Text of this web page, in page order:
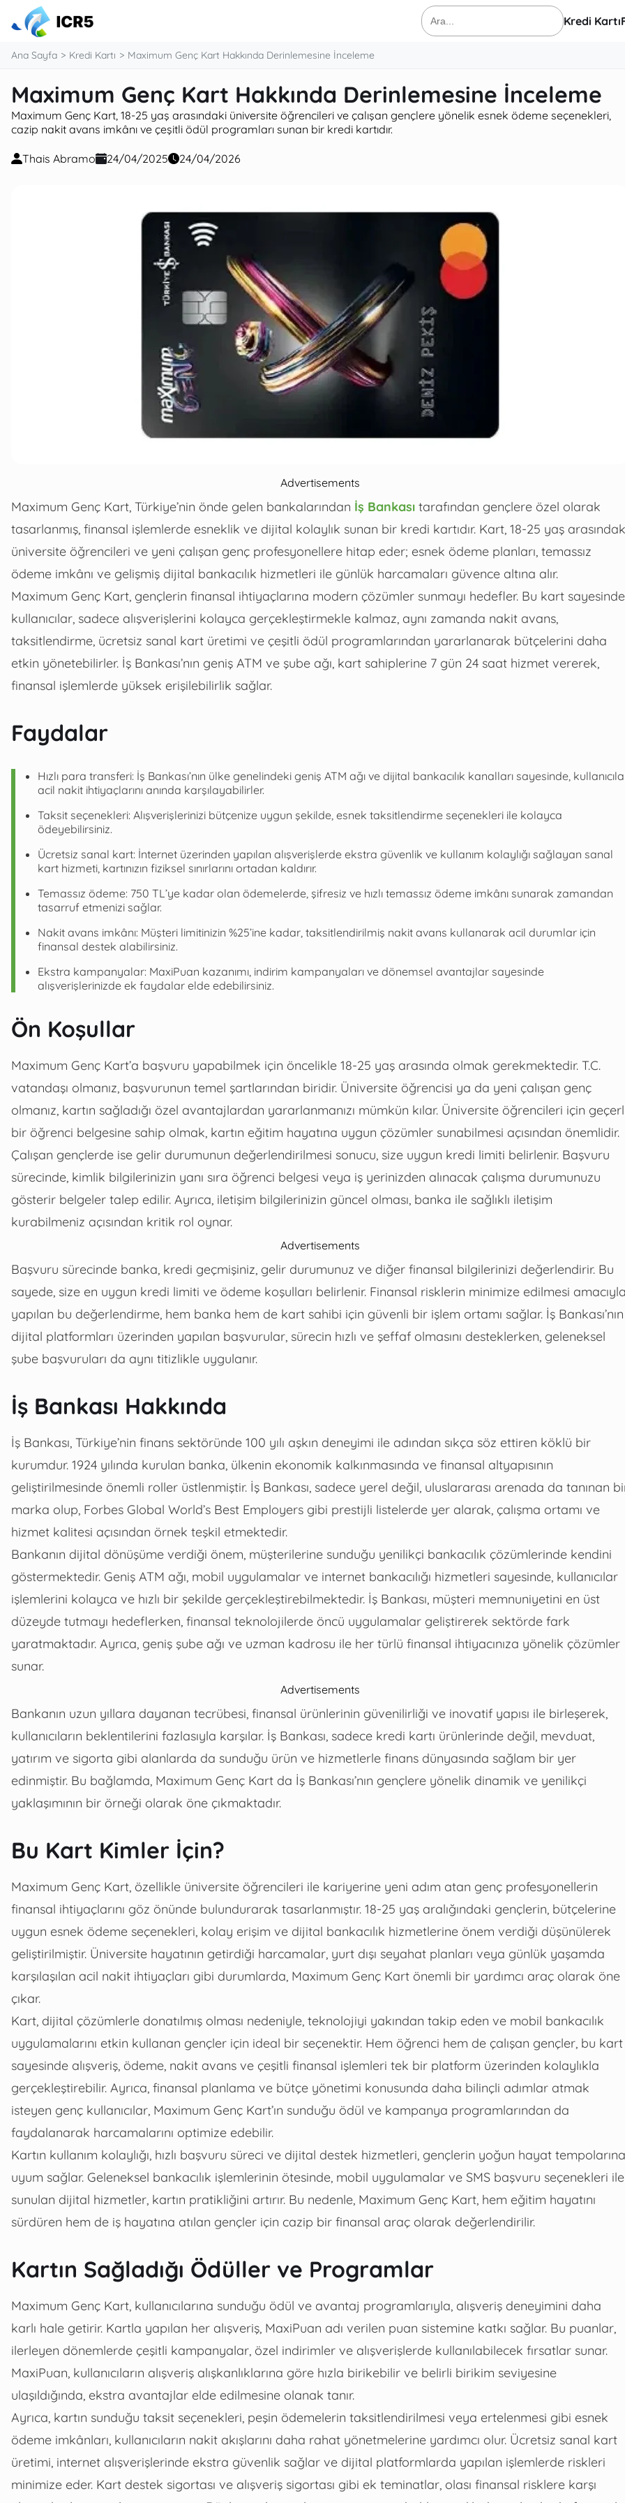
Ara: Kredi Kartı
Ana Sayfa Kredi Kartı Maximum Genç Kart Hakkında Derinlemesine İnceleme
Maximum Genç Kart Hakkında Derinlemesine İnceleme
Maximum Genç Kart, 18-25 yaş arasındaki üniversite öğrencileri ve çalışan gençlere yönelik esnek ödeme seçenekleri,
cazip nakit avans imkânı ve çeşitli ödül programları sunan bir kredi kartıdır.
Thais Abramo 24/04/2025 24/04/2026
Advertisements
Maximum Genç Kart, Türkiye’nin önde gelen bankalarından İş Bankası tarafından gençlere özel olarak
tasarlanmış, finansal işlemlerde esneklik ve dijital kolaylık sunan bir kredi kartıdır. Kart, 18-25 yaş
üniversite öğrencileri ve yeni çalışan genç profesyonellere hitap eder; esnek ödeme planları, temassız
ödeme imkânı ve gelişmiş dijital bankacılık hizmetleri ile günlük harcamaları güvence altına alır.
Maximum Genç Kart, gençlerin finansal ihtiyaçlarına modern çözümler sunmayı hedefler. Bu kart sayesinde
kullanıcılar, sadece alışverişlerini kolayca gerçekleştirmekle kalmaz, aynı zamanda nakit avans,
taksitlendirme, ücretsiz sanal kart üretimi ve çeşitli ödül programlarından yararlanarak bütçelerini daha
etkin yönetebilirler. İş Bankası’nın geniş ATM ve şube ağı, kart sahiplerine 7 gün 24 saat hizmet vererek,
finansal işlemlerde yüksek erişilebilirlik sağlar.
Faydalar
Hızlı para transferi: İş Bankası’nın ülke genelindeki geniş ATM ağı ve dijital bankacılık kanalları sayesinde,
acil nakit ihtiyaçlarını anında karşılayabilirler.
Taksit seçenekleri: Alışverişlerinizi bütçenize uygun şekilde, esnek taksitlendirme seçenekleri ile kolayca
ödeyebilirsiniz.
Ücretsiz sanal kart: İnternet üzerinden yapılan alışverişlerde ekstra güvenlik ve kullanım kolaylığı sağlayan sanal
kart hizmeti, kartınızın fiziksel sınırlarını ortadan kaldırır.
Temassız ödeme: 750 TL’ye kadar olan ödemelerde, şifresiz ve hızlı temassız ödeme imkânı sunarak zamandan
tasarruf etmenizi sağlar.
Nakit avans imkânı: Müşteri limitinizin %25’ine kadar, taksitlendirilmiş nakit avans kullanarak acil durumlar için
finansal destek alabilirsiniz.
Ekstra kampanyalar: MaxiPuan kazanımı, indirim kampanyaları ve dönemsel avantajlar sayesinde
alışverişlerinizde ek faydalar elde edebilirsiniz.
Ön Koşullar
Maximum Genç Kart’a başvuru yapabilmek için öncelikle 18-25 yaş arasında olmak gerekmektedir. T.C.
vatandaşı olmanız, başvurunun temel şartlarından biridir. Üniversite öğrencisi ya da yeni çalışan genç
olmanız, kartın sağladığı özel avantajlardan yararlanmanızı mümkün kılar. Üniversite öğrencileri için
bir öğrenci belgesine sahip olmak, kartın eğitim hayatına uygun çözümler sunabilmesi açısından önemlidir.
Çalışan gençlerde ise gelir durumunun değerlendirilmesi sonucu, size uygun kredi limiti belirlenir. Başvuru
sürecinde, kimlik bilgilerinizin yanı sıra öğrenci belgesi veya iş yerinizden alınacak çalışma durumunuzu
gösterir belgeler talep edilir. Ayrıca, iletişim bilgilerinizin güncel olması, banka ile sağlıklı iletişim
kurabilmeniz açısından kritik rol oynar.
Advertisements
Başvuru sürecinde banka, kredi geçmişiniz, gelir durumunuz ve diğer finansal bilgilerinizi değerlendirir. Bu
sayede, size en uygun kredi limiti ve ödeme koşulları belirlenir. Finansal risklerin minimize edilmesi
yapılan bu değerlendirme, hem banka hem de kart sahibi için güvenli bir işlem ortamı sağlar. İş Bankası’nın
dijital platformları üzerinden yapılan başvurular, sürecin hızlı ve şeffaf olmasını desteklerken, geleneksel
şube başvuruları da aynı titizlikle uygulanır.
İş Bankası Hakkında
İş Bankası, Türkiye’nin finans sektöründe 100 yılı aşkın deneyimi ile adından sıkça söz ettiren köklü bir
kurumdur. 1924 yılında kurulan banka, ülkenin ekonomik kalkınmasında ve finansal altyapısının
geliştirilmesinde önemli roller üstlenmiştir. İş Bankası, sadece yerel değil, uluslararası arenada da tanınan
marka olup, Forbes Global World’s Best Employers gibi prestijli listelerde yer alarak, çalışma ortamı ve
hizmet kalitesi açısından örnek teşkil etmektedir.
Bankanın dijital dönüşüme verdiği önem, müşterilerine sunduğu yenilikçi bankacılık çözümlerinde kendini
göstermektedir. Geniş ATM ağı, mobil uygulamalar ve internet bankacılığı hizmetleri sayesinde, kullanıcılar
işlemlerini kolayca ve hızlı bir şekilde gerçekleştirebilmektedir. İş Bankası, müşteri memnuniyetini en üst
düzeyde tutmayı hedeflerken, finansal teknolojilerde öncü uygulamalar geliştirerek sektörde fark
yaratmaktadır. Ayrıca, geniş şube ağı ve uzman kadrosu ile her türlü finansal ihtiyacınıza yönelik çözümler
sunar.
Advertisements
Bankanın uzun yıllara dayanan tecrübesi, finansal ürünlerinin güvenilirliği ve inovatif yapısı ile birleşerek,
kullanıcıların beklentilerini fazlasıyla karşılar. İş Bankası, sadece kredi kartı ürünlerinde değil, mevduat,
yatırım ve sigorta gibi alanlarda da sunduğu ürün ve hizmetlerle finans dünyasında sağlam bir yer
edinmiştir. Bu bağlamda, Maximum Genç Kart da İş Bankası’nın gençlere yönelik dinamik ve yenilikçi
yaklaşımının bir örneği olarak öne çıkmaktadır.
Bu Kart Kimler İçin?
Maximum Genç Kart, özellikle üniversite öğrencileri ile kariyerine yeni adım atan genç profesyonellerin
finansal ihtiyaçlarını göz önünde bulundurarak tasarlanmıştır. 18-25 yaş aralığındaki gençlerin, bütçelerine
uygun esnek ödeme seçenekleri, kolay erişim ve dijital bankacılık hizmetlerine önem verdiği düşünülerek
geliştirilmiştir. Üniversite hayatının getirdiği harcamalar, yurt dışı seyahat planları veya günlük yaşamda
karşılaşılan acil nakit ihtiyaçları gibi durumlarda, Maximum Genç Kart önemli bir yardımcı araç olarak öne
çıkar.
Kart, dijital çözümlerle donatılmış olması nedeniyle, teknolojiyi yakından takip eden ve mobil bankacılık
uygulamalarını etkin kullanan gençler için ideal bir seçenektir. Hem öğrenci hem de çalışan gençler, bu kart
sayesinde alışveriş, ödeme, nakit avans ve çeşitli finansal işlemleri tek bir platform üzerinden kolaylıkla
gerçekleştirebilir. Ayrıca, finansal planlama ve bütçe yönetimi konusunda daha bilinçli adımlar atmak
isteyen genç kullanıcılar, Maximum Genç Kart’ın sunduğu ödül ve kampanya programlarından da
faydalanarak harcamalarını optimize edebilir.
Kartın kullanım kolaylığı, hızlı başvuru süreci ve dijital destek hizmetleri, gençlerin yoğun hayat tempolarına
uyum sağlar. Geleneksel bankacılık işlemlerinin ötesinde, mobil uygulamalar ve SMS başvuru seçenekleri ile
sunulan dijital hizmetler, kartın pratikliğini artırır. Bu nedenle, Maximum Genç Kart, hem eğitim hayatını
sürdüren hem de iş hayatına atılan gençler için cazip bir finansal araç olarak değerlendirilir.
Kartın Sağladığı Ödüller ve Programlar
Maximum Genç Kart, kullanıcılarına sunduğu ödül ve avantaj programlarıyla, alışveriş deneyimini daha
karlı hale getirir. Kartla yapılan her alışveriş, MaxiPuan adı verilen puan sistemine katkı sağlar. Bu puanlar,
ilerleyen dönemlerde çeşitli kampanyalar, özel indirimler ve alışverişlerde kullanılabilecek fırsatlar sunar.
MaxiPuan, kullanıcıların alışveriş alışkanlıklarına göre hızla birikebilir ve belirli birikim seviyesine
ulaşıldığında, ekstra avantajlar elde edilmesine olanak tanır.
Ayrıca, kartın sunduğu taksit seçenekleri, peşin ödemelerin taksitlendirilmesi veya ertelenmesi gibi esnek
ödeme imkânları, kullanıcıların nakit akışlarını daha rahat yönetmelerine yardımcı olur. Ücretsiz sanal kart
üretimi, internet alışverişlerinde ekstra güvenlik sağlar ve dijital platformlarda yapılan işlemlerde riskleri
minimize eder. Kart destek sigortası ve alışveriş sigortası gibi ek teminatlar, olası finansal risklere karşı